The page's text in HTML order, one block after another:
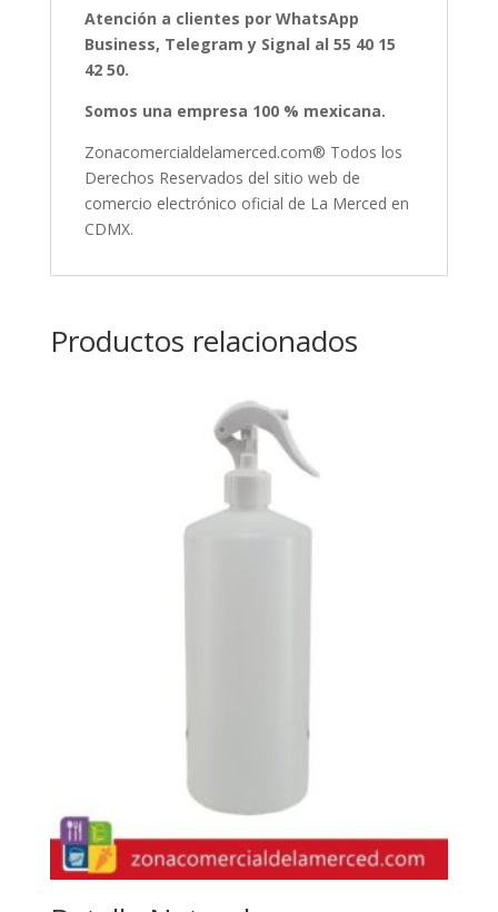
Atención a clientes por WhatsApp
Business, Telegram y Signal al 55 40 15
42 50.
Somos una empresa 100 % mexicana.
Zonacomercialdelamerced.com® Todos los
Derechos Reservados del sitio web de
comercio electrónico oficial de La Merced en
CDMX.
Productos relacionados